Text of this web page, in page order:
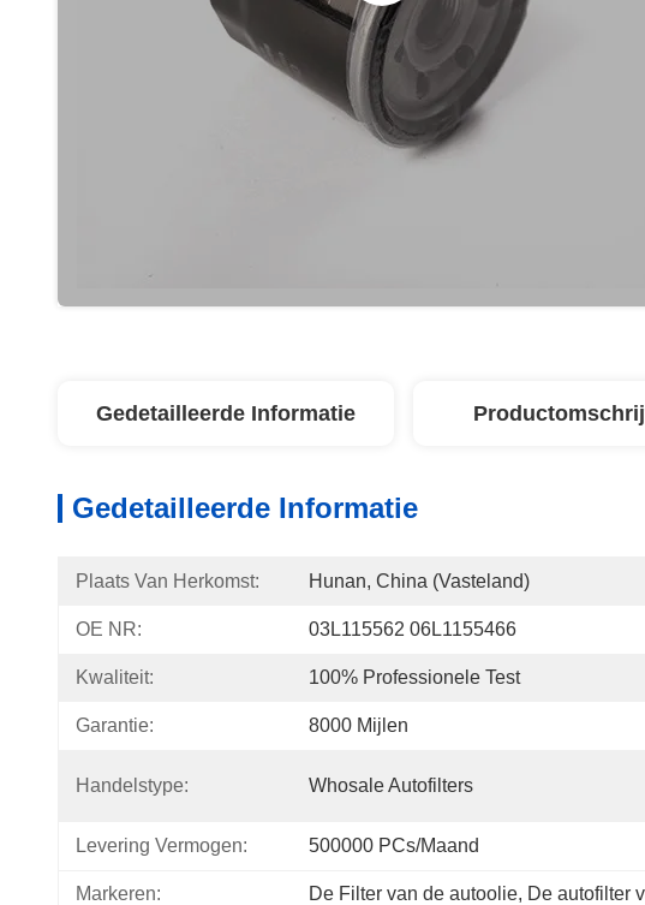
Gedetailleerde Informatie
Gedetailleerde Informatie
Plaats Van Herkomst: Hunan, China (Vasteland)
OE NR: 03L115562 06L1155466
Kwaliteit: 100% Professionele Test
Garantie: 8000 Mijlen
Handelstype: Whosale Autofilters
Levering Vermogen: 500000 PCs/maand
Markeren: De Filter van de autoolie, De autofilter